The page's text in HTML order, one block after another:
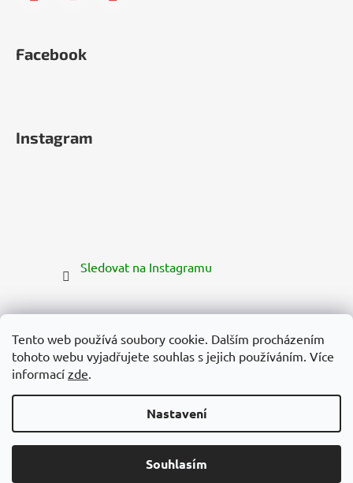
Tento web používá soubory cookie. Dalším procházením
tohoto webu vyjadřujete souhlas s jejich používáním. Více
informací zde.
Nastavení
Souhlasím
Facebook
Instagram
Sledovat na Instagramu
Vytvořil Shoptet Premium
Copyright 2026Zelená Země. Všechna práva vyhrazena.
Upravit nastavení cookies
PŘIDAT DO KOŠÍKU